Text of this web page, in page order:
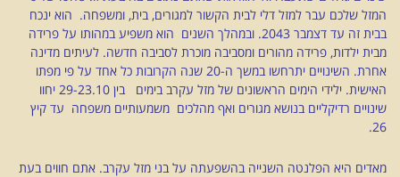
המזל שלכם עבר למזל דלי לבית הקשור למגורים, בית, ומשפחה. הוא ינכח
בבית זה עד דצמבר 2043. ובמהלך השנים הוא משפיע במהותו על פרידה
מבית ילדות, פרידה מהורים ומסביבה מוכרת לסביבה חדשה. לעיתים מדינה
אחרת. השינויים יתרחשו במשך ה-20 שנה הקרובות כל אחד על פי מפתו
האישית. ילידי הימים הראשונים של מזל עקרב בימים בין 29-23.10 יחוו
שינויים רדיקליים בנושא מגורים ואף מהלכים משמעותיים משפחה עד קיץ
26.
מאדים היא הפלנטה השנייה בהשפעתה על בני מזל עקרב. אתם חווים בעת